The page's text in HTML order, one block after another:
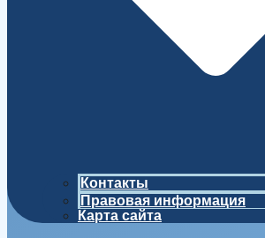
Контакты
Правовая информация
Карта сайта